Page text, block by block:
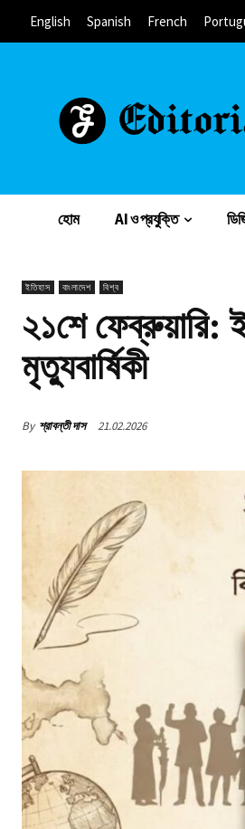
English Spanish French
হোম AI ও প্রযুক্তি
ইতিহাস বাংলাদেশ বিশ্ব
২১শে ফেব্রুয়ারি:
মৃত্যুবার্ষিকী
By শ্রাবন্তী দাস 21.02.2026